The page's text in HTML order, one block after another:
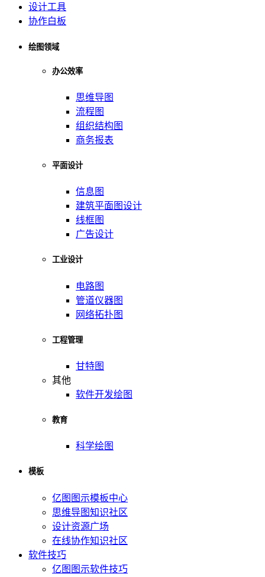
设计工具
协作白板
绘图领域
办公效率
思维导图
流程图
组织结构图
商务报表
平面设计
信息图
建筑平面图设计
线框图
广告设计
工业设计
电路图
管道仪器图
网络拓扑图
工程管理
甘特图
其他
软件开发绘图
教育
科学绘图
模板
亿图图示模板中心
思维导图知识社区
设计资源广场
在线协作知识社区
软件技巧
亿图图示软件技巧